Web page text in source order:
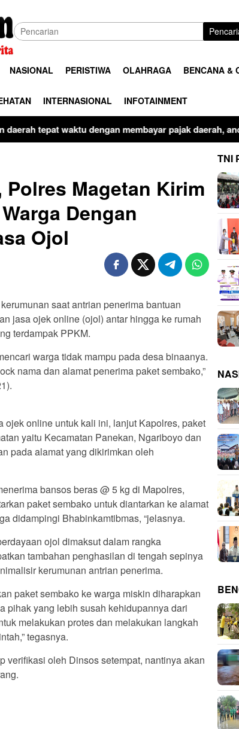
NASIONAL PERISTIWA OLAHRAGA BENCANA &
INTERNASIONAL INFOTAINMENT
membayar pajak daerah, anda ikut membangun
Magetan Kirim
Dengan
Ojol
saat antrian penerima bantuan
jasa ojek online (ojol) antar hingga ke rumah
terdampak PPKM.
warga tidak mampu pada desa binaanya.
nama dan alamat penerima paket sembako,”
online untuk kali ini, lanjut Kapolres, paket
yaitu Kecamatan Panekan, Ngariboyo dan
pada alamat yang dikirimkan oleh
bansos beras @ 5 kg di Mapolres,
paket sembako untuk diantarkan ke alamat
didampingi Bhabinkamtibmas, “jelasnya.
ojol dimaksut dalam rangka
tambahan penghasilan di tengah sepinya
kerumunan antrian penerima.
paket sembako ke warga miskin diharapkan
pihak yang lebih susah kehidupannya dari
melakukan protes dan melakukan langkah
tegasnya.
verifikasi oleh Dinsos setempat, nantinya akan
TNI